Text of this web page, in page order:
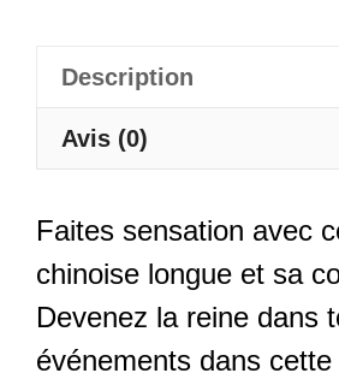
Description
Avis (0)
Faites sensation avec
chinoise longue et sa
Devenez la reine dans
événements dans cette